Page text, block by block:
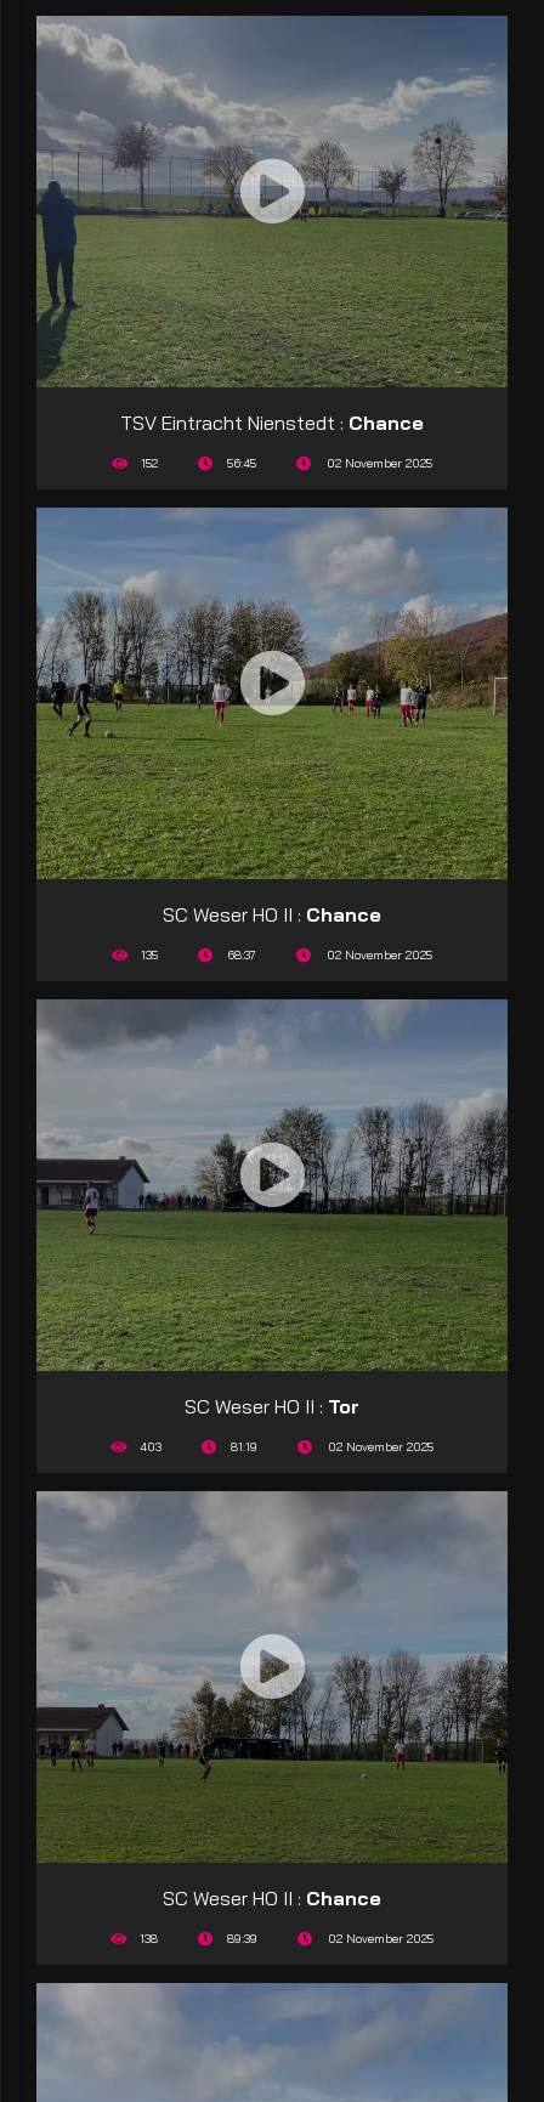
TSV Eintracht Nienstedt : Chance
152 56:45 02 November 2025
SC Weser HO II : Chance
135 68:37 02 November 2025
SC Weser HO II : Tor
403 81:19 02 November 2025
SC Weser HO II : Chance
138 89:39 02 November 2025